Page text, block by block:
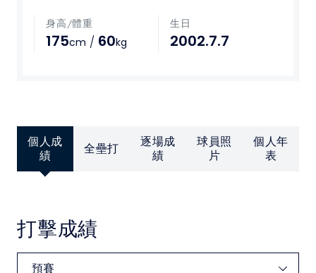
聯絡我們
網站使用條款
中華民國大專院校體育總會
身高/體重
175cm / 60kg
生日
2002.7.7
個人成
績
全壘打
逐場成
績
球員照
片
個人年
表
打擊成績